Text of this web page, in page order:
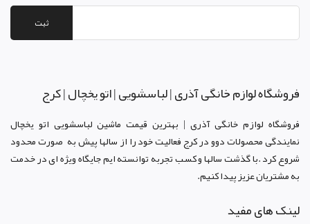
ثبت
فروشگاه لوازم خانگی آذری | لباسشویی | اتو یخچال | کرج
فروشگاه لوازم خانگی آذری | بهترین قیمت ماشین لباسشویی اتو یخچال
نمایندگی محصولات دوو در کرجفعالیت خود را از سالها پیش به صورت محدود
شروع کرد .با گذشت سالها و کسب تجربه توانسته ایم جایگاه ویژه ای در خدمت
به مشتریان عزیز پیدا کنیم.
لینک های مفید